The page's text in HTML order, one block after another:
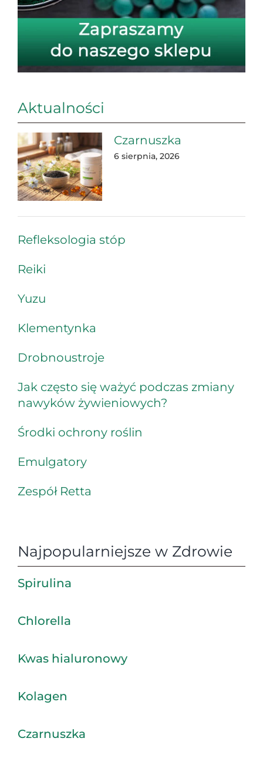
Aktualności
Czarnuszka
6 sierpnia, 2026
Refleksologia stóp
Reiki
Yuzu
Klementynka
Drobnoustroje
Jak często się ważyć podczas zmiany
nawyków żywieniowych?
Środki ochrony roślin
Emulgatory
Zespół Retta
Najpopularniejsze w Zdrowie
Spirulina
Chlorella
Kwas hialuronowy
Kolagen
Czarnuszka